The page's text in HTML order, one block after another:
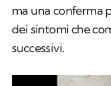
ma una conferma
dei sintomi che
successivi.